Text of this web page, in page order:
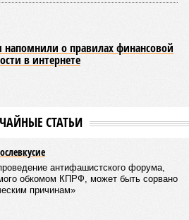
о правилах финансовой
в интернете
СТАТЬИ
антифашистского форума,
обкомом КПРФ, может быть сорвано
причинам»